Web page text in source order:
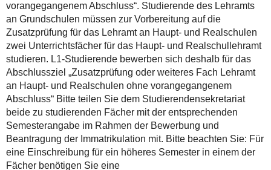
vorangegangenem Abschluss“. Studierende des Lehramts
an Grundschulen müssen zur Vorbereitung auf die
Zusatzprüfung für das Lehramt an Haupt- und Realschulen
zwei Unterrichtsfächer für das Haupt- und Realschullehramt
studieren. L1-Studierende bewerben sich deshalb für das
Abschlussziel „Zusatzprüfung oder weiteres Fach Lehramt
an Haupt- und Realschulen ohne vorangegangenem
Abschluss“ Bitte teilen Sie dem Studierendensekretariat
beide zu studierenden Fächer mit der entsprechenden
Semesterangabe im Rahmen der Bewerbung und
Beantragung der Immatrikulation mit. Bitte beachten Sie: Für
eine Einschreibung für ein höheres Semester in einem der
Fächer benötigen Sie eine